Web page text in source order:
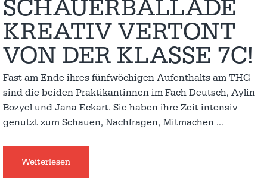
SCHAUERBALLADE
KREATIV VERTONT
VON DER KLASSE 7C!
Fast am Ende ihres fünfwöchigen Aufenthalts am THG
sind die beiden Praktikantinnen im Fach Deutsch, Aylin
Bozyel und Jana Eckart. Sie haben ihre Zeit intensiv
genutzt zum Schauen, Nachfragen, Mitmachen …
Weiterlesen